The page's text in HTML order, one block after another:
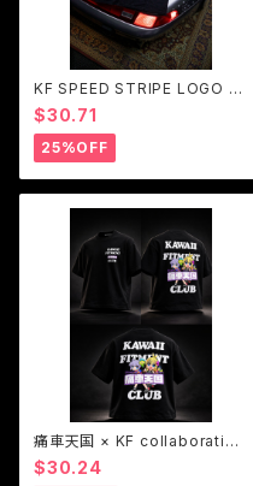
KF SPEED STRIPE LOGO S/
S TEE
$30.71
25%OFF
痛車天国 × KF collaboration
S/S TEE
$30.24